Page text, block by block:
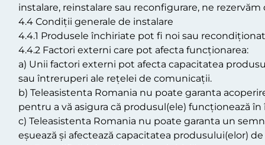
instalare, reinstalare sau reconfigurare, ne
4.4 Condiții generale de instalare
4.4.1 Produsele închiriate pot fi noi sau
4.4.2 Factori externi care pot afecta funcționarea:
a) Unii factori externi pot afecta capacitatea
sau întreruperi ale rețelei de comunicații.
b) Teleasistenta Romania nu poate garanta
pentru a vă asigura că produsul(ele) funcționează
c) Teleasistenta Romania nu poate garanta un
eșuează și afectează capacitatea produsului(elor)